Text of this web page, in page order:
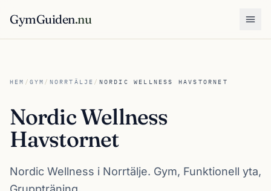
GymGuiden.nu
HEM / GYM / NORRTÄLJE / NORDIC WELLNESS HAVSTORNET
Nordic Wellness
Havstornet
Nordic Wellness i Norrtälje. Gym, Funktionell yta,